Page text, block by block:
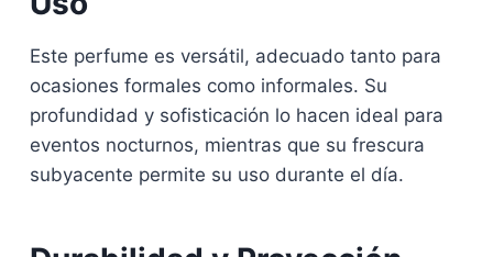
Este perfume es versátil, adecuado tanto para
ocasiones formales como informales. Su
profundidad y sofisticación lo hacen ideal para
eventos nocturnos, mientras que su frescura
subyacente permite su uso durante el día.